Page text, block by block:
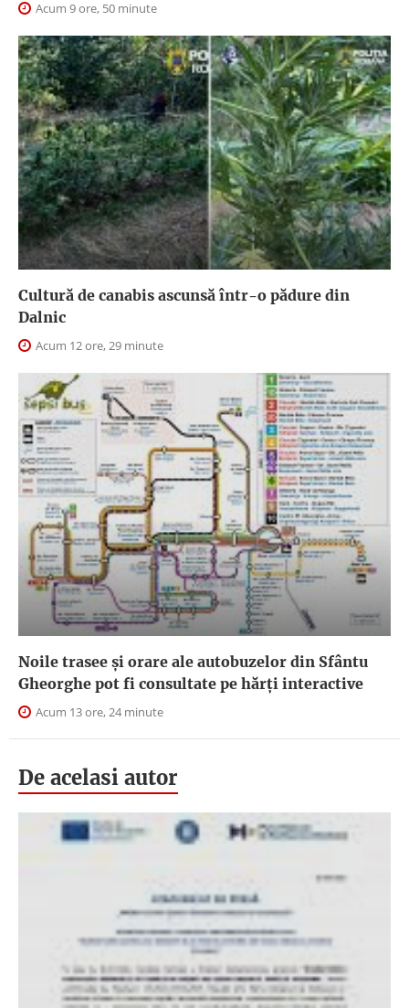
Acum 9 ore, 50 minute
Cultură de canabis ascunsă într-o pădure din
Dalnic
Acum 12 ore, 29 minute
Noile trasee și orare ale autobuzelor din Sfântu
Gheorghe pot fi consultate pe hărți interactive
Acum 13 ore, 24 minute
De acelasi autor